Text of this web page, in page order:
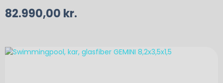
82.990,00 kr.